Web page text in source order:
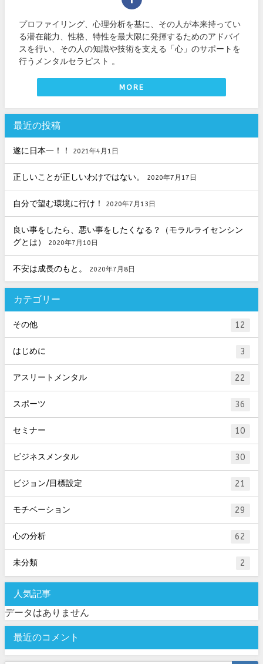
プロファイリング、心理分析を基に、その人が本来持ってい
る潜在能力、性格、特性を最大限に発揮するためのアドバイ
スを行い、その人の知識や技術を支える「心」のサポートを
行うメンタルセラピスト 。
MORE
最近の投稿
遂に日本一！！ 2021年4月1日
正しいことが正しいわけではない。 2020年7月17日
自分で望む環境に行け！ 2020年7月13日
良い事をしたら、悪い事をしたくなる？（モラルライセンシン
グとは）
2020年7月10日
不安は成長のもと。 2020年7月8日
カテゴリー
その他 12
はじめに 3
アスリートメンタル 22
スポーツ 36
セミナー 10
ビジネスメンタル 30
ビジョン/目標設定 21
モチベーション 29
心の分析 62
未分類 2
人気記事
データはありません
最近のコメント